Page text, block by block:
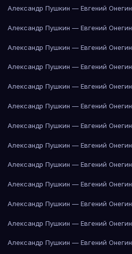
Александр Пушкин — Евгений Онегин
Александр Пушкин — Евгений Онегин
Александр Пушкин — Евгений Онегин
Александр Пушкин — Евгений Онегин
Александр Пушкин — Евгений Онегин
Александр Пушкин — Евгений Онегин
Александр Пушкин — Евгений Онегин
Александр Пушкин — Евгений Онегин
Александр Пушкин — Евгений Онегин
Александр Пушкин — Евгений Онегин
Александр Пушкин — Евгений Онегин
Александр Пушкин — Евгений Онегин
Александр Пушкин — Евгений Онегин